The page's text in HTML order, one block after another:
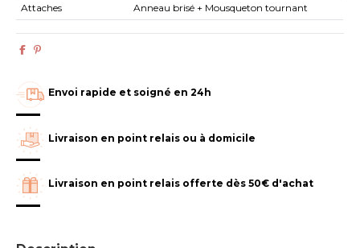
Attaches
Anneau brisé + Mousqueton tournant
Envoi rapide et soigné en 24h
Livraison en point relais ou à domicile
Livraison en point relais offerte dès 50€ d'achat